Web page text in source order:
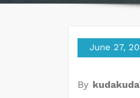
June 27,
By